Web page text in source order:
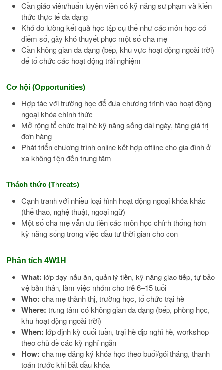
Cần giáo viên/huấn luyện viên có kỹ năng sư phạm và kiến
thức thực tế đa dạng
Khó đo lường kết quả học tập cụ thể như các môn học có
điểm số, gây khó thuyết phục một số cha mẹ
Cần không gian đa dạng (bếp, khu vực hoạt động ngoài trời)
để tổ chức các hoạt động trải nghiệm
Cơ hội (Opportunities)
Hợp tác với trường học để đưa chương trình vào hoạt động
ngoại khóa chính thức
Mở rộng tổ chức trại hè kỹ năng sống dài ngày, tăng giá trị
đơn hàng
Phát triển chương trình online kết hợp offline cho gia đình ở
xa không tiện đến trung tâm
Thách thức (Threats)
Cạnh tranh với nhiều loại hình hoạt động ngoại khóa khác
(thể thao, nghệ thuật, ngoại ngữ)
Một số cha mẹ vẫn ưu tiên các môn học chính thống hơn
kỹ năng sống trong việc đầu tư thời gian cho con
Phân tích 4W1H
What: lớp dạy nấu ăn, quản lý tiền, kỹ năng giao tiếp, tự bảo
vệ bản thân, làm việc nhóm cho trẻ 6–15 tuổi
Who: cha mẹ thành thị, trường học, tổ chức trại hè
Where: trung tâm có không gian đa dạng (bếp, phòng học,
khu hoạt động ngoài trời)
When: lớp định kỳ cuối tuần, trại hè dịp nghỉ hè, workshop
theo chủ đề các kỳ nghỉ ngắn
How: cha mẹ đăng ký khóa học theo buổi/gói tháng, thanh
toán trước khi bắt đầu khóa